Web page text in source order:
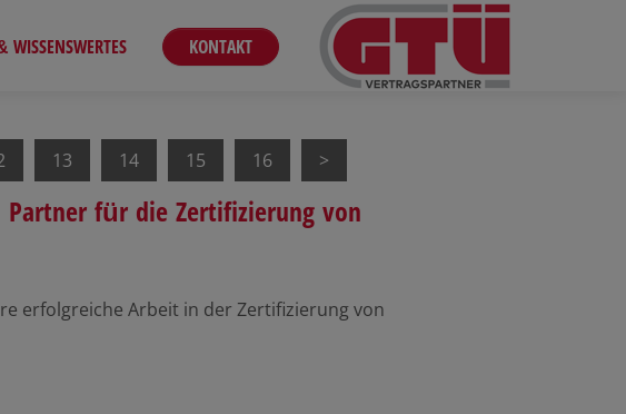
WISSENSWERTES KONTAKT
13 14 15 16
für die Zertifizierung von
erfolgreiche Arbeit in der Zertifizierung von